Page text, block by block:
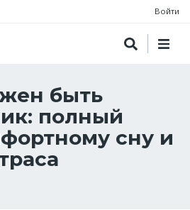
Войти
быть
полный
сну и